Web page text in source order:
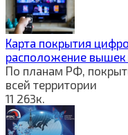
Карта покрытия
расположение
По планам РФ,
всей территории
11 263к.